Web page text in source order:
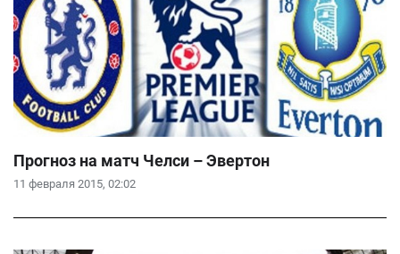
11 февраля 2015, 02:02
Прогноз на матч Челси – Эвертон